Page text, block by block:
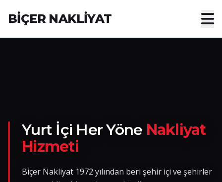
BİÇER NAKLİYAT
Nakliye Yük İlanları
Blog
İletişim
Yurt İçi Her Yöne Nakliyat
Hizmeti
Biçer Nakliyat 1972 yılından beri şehir içi ve şehirler